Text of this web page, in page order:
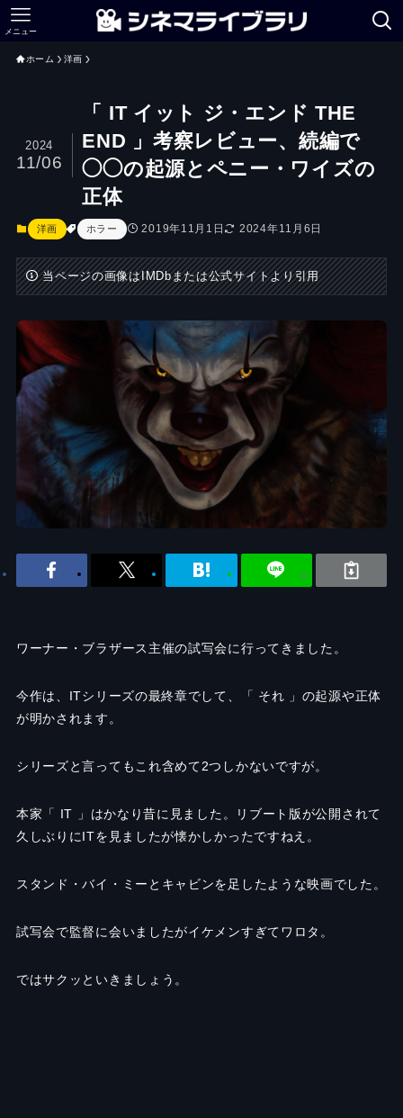
メニュー
ホーム 洋画
「 IT イット ジ・エンド THE
END 」考察レビュー、続編で
◯◯の起源とペニー・ワイズの
正体
2024
11/06
洋画 ホラー 2019年11月1日 2024年11月6日
当ページの画像はIMDbまたは公式サイトより引用
ワーナー・ブラザース主催の試写会に行ってきました。
今作は、ITシリーズの最終章でして、「 それ 」の起源や正体
が明かされます。
シリーズと言ってもこれ含めて2つしかないですが。
本家「 IT 」はかなり昔に見ました。リブート版が公開されて
久しぶりにITを見ましたが懐かしかったですねえ。
スタンド・バイ・ミーとキャビンを足したような映画でした。
試写会で監督に会いましたがイケメンすぎてワロタ。
ではサクッといきましょう。